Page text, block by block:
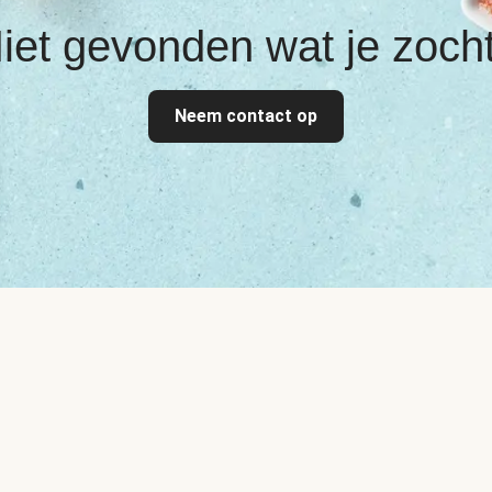
gevonden wat je
Neem contact op